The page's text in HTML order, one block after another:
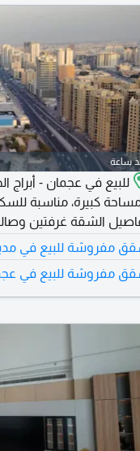
ساعة
للبيع في عجمان - أبراج
كبيرة، مناسبة
سيارات الموقع
كبيرة واطلالة
مفروشة للبيع في
مفروشة للبيع في